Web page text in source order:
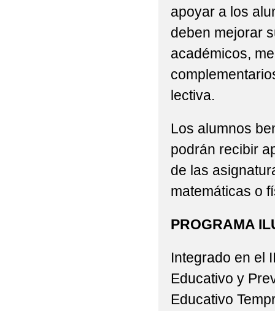
apoyar a los
deben mejorar
académicos,
lectiva.
Los alumnos
podrán recibir
de las
matemáticas o
PROGRAMA
Integrado en el
Educativo y
Educativo